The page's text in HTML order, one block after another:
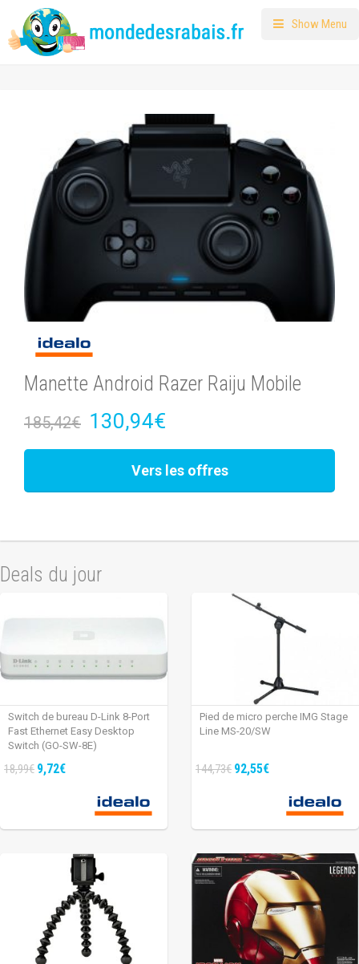
Show Menu
Manette Android Razer Raiju Mobile
185,42€ 130,94€
Vers les offres
Deals du jour
Switch de bureau D-Link 8-Port
Fast Ethernet Easy Desktop
Switch (GO-SW-8E)
18,99€ 9,72€
Pied de micro perche IMG Stage
Line MS-20/SW
144,73€ 92,55€